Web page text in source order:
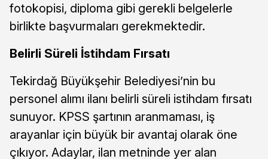
fotokopisi, diploma gibi gerekli belgelerle
birlikte başvurmaları gerekmektedir.
Belirli Süreli İstihdam Fırsatı
Tekirdağ Büyükşehir Belediyesi’nin bu
personel alımı ilanı belirli süreli istihdam fırsatı
sunuyor. KPSS şartının aranmaması, iş
arayanlar için büyük bir avantaj olarak öne
çıkıyor. Adaylar, ilan metninde yer alan